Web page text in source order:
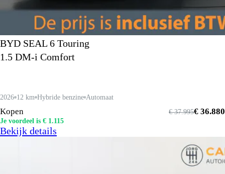
BYD SEAL 6 Touring
1.5 DM-i Comfort
2026 12 km Hybride benzine Automaat
Kopen € 36.880
€ 37.995
Je voordeel is € 1.115
Bekijk details